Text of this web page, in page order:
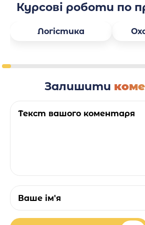
Курсові роботи по
Логістика
Залишити